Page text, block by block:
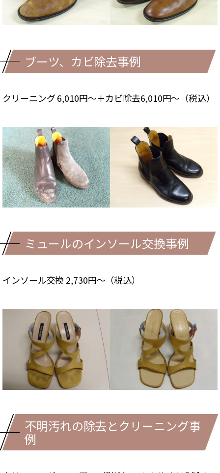
ブーツ、カビ除去事例
クリーニング 6,010円～＋カビ除去6,010円～（税込）
ミュールのインソール交換事例
インソール交換 2,730円～（税込）
不明汚れの除去とクリーニング事
例